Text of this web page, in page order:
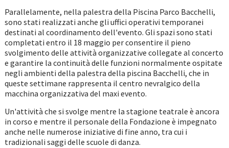
Parallelamente, nella palestra della Piscina Parco Bacchelli,
sono stati realizzati anche gli uffici operativi temporanei
destinati al coordinamento dell'evento. Gli spazi sono stati
completati entro il 18 maggio per consentire il pieno
svolgimento delle attività organizzative collegate al concerto
e garantire la continuità delle funzioni normalmente ospitate
negli ambienti della palestra della piscina Bacchelli, che in
queste settimane rappresenta il centro nevralgico della
macchina organizzativa del maxi evento.
Un'attività che si svolge mentre la stagione teatrale è ancora
in corso e mentre il personale della Fondazione è impegnato
anche nelle numerose iniziative di fine anno, tra cui i
tradizionali saggi delle scuole di danza.